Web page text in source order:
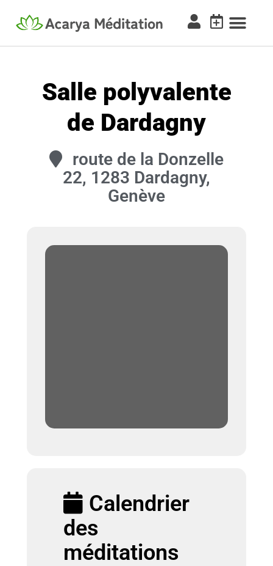
Salle polyvalente
de Dardagny
route de la Donzelle
22, 1283 Dardagny,
Genève
Calendrier
des
méditations